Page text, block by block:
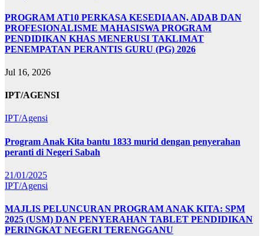
PROGRAM AT10 PERKASA KESEDIAAN, ADAB DAN
PROFESIONALISME MAHASISWA PROGRAM
PENDIDIKAN KHAS MENERUSI TAKLIMAT
PENEMPATAN PERANTIS GURU (PG) 2026
Jul 16, 2026
IPT/AGENSI
IPT/Agensi
Program Anak Kita bantu 1833 murid dengan penyerahan
peranti di Negeri Sabah
21/01/2025
IPT/Agensi
MAJLIS PELUNCURAN PROGRAM ANAK KITA: SPM
2025 (USM) DAN PENYERAHAN TABLET PENDIDIKAN
PERINGKAT NEGERI TERENGGANU